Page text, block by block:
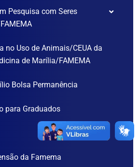
CNPq
– PIC FAMEMA
Científica
Pesquisa com Seres
no Uso de Animais/CEUA da
de Marília/FAMEMA
Bolsa Permanência
para Graduados
da Famema